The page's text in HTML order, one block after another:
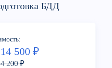
БДД
500 ₽
200 ₽